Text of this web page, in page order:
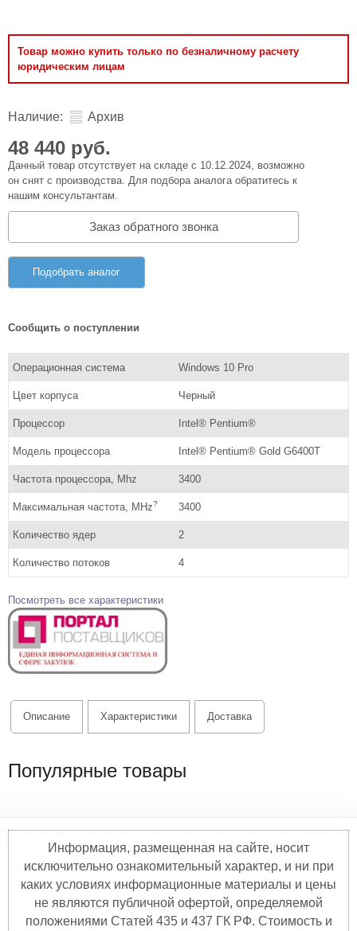
Товар можно купить только по безналичному расчету
юридическим лицам
Наличие: Архив
48 440 руб.
Данный товар отсутствует на складе с 10.12.2024, возможно
он снят с производства. Для подбора аналога обратитесь к
нашим консультантам.
Заказ обратного звонка
Подобрать аналог
Сообщить о поступлении
Операционная система Windows 10 Pro
Цвет корпуса Черный
Процессор Intel® Pentium®
Модель процессора Intel® Pentium® Gold G6400T
Частота процессора, Mhz 3400
Максимальная частота, MHz? 3400
Количество ядер 2
Количество потоков 4
Посмотреть все характеристики
Описание Характеристики Доставка
Популярные товары
Информация, размещенная на сайте, носит
исключительно ознакомительный характер, и ни при
каких условиях информационные материалы и цены
не являются публичной офертой, определяемой
положениями Статей 435 и 437 ГК РФ. Стоимость и